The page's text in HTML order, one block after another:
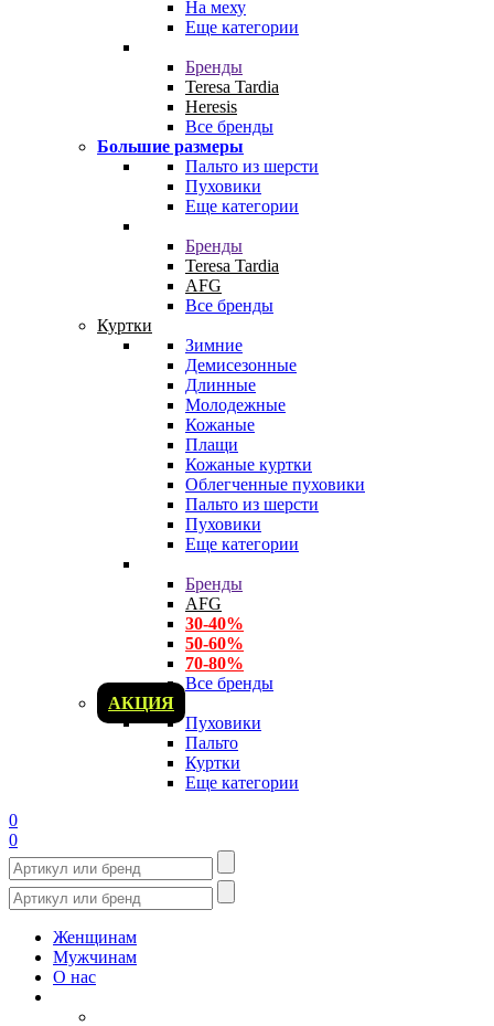
На меху
Еще категории
Бренды
Teresa Tardia
Heresis
Все бренды
Большие размеры
Пальто из шерсти
Пуховики
Еще категории
Бренды
Teresa Tardia
AFG
Все бренды
Куртки
Зимние
Демисезонные
Длинные
Молодежные
Кожаные
Плащи
Кожаные куртки
Облегченные пуховики
Пальто из шерсти
Пуховики
Еще категории
Бренды
AFG
30-40%
50-60%
70-80%
Все бренды
АКЦИЯ
Пуховики
Пальто
Куртки
Еще категории
0
0
Женщинам
Мужчинам
О нас